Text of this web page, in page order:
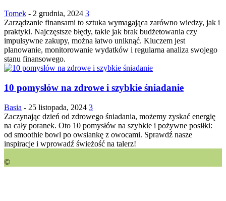
Tomek - 2 grudnia, 2024 3
Zarządzanie finansami to sztuka wymagająca zarówno wiedzy, jak i
praktyki. Najczęstsze błędy, takie jak brak budżetowania czy
impulsywne zakupy, można łatwo uniknąć. Kluczem jest
planowanie, monitorowanie wydatków i regularna analiza swojego
stanu finansowego.
10 pomysłów na zdrowe i szybkie śniadanie
Basia - 25 listopada, 2024 3
Zaczynając dzień od zdrowego śniadania, możemy zyskać energię
na cały poranek. Oto 10 pomysłów na szybkie i pożywne posiłki:
od smoothie bowl po owsiankę z owocami. Sprawdź nasze
inspiracje i wprowadź świeżość na talerz!
©